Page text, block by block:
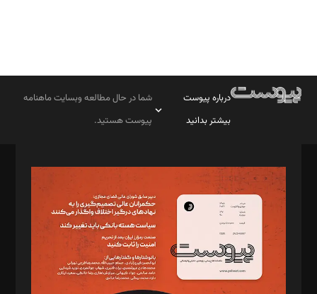
درباره پیوست
بیشتر بدانید
شما در حال مطالعه وبسایت ماهنامه
پیوست هستید.
مدیر مسئول: محمدباقر اثنی‌عشری
سردبیر: مهرک محمودی
دبیر تحریریه: میثم قاسمی
د‌بیر ناداستان: سمانه سمیع
د‌بیر خدمت و تجارت: ابوالفضل رجبی
د‌بیر حقوق فناوری: حسام‌الدین ایپکچی